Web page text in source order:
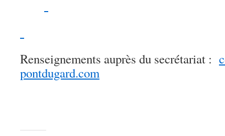
Renseignements auprès du secrétariat :
pontdugard.com